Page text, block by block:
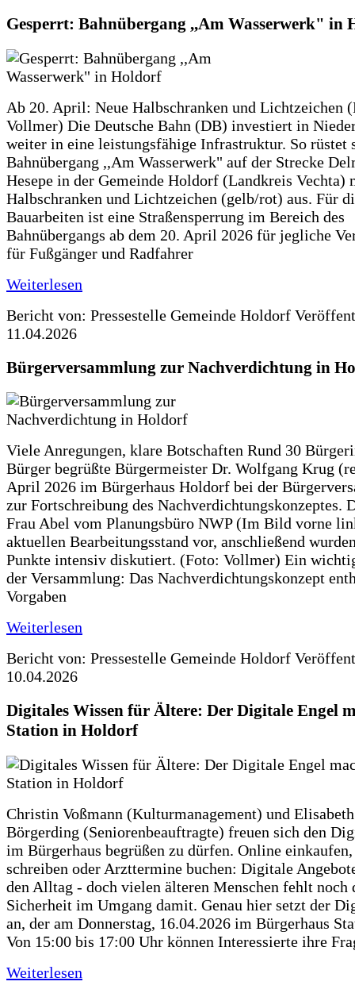
Gesperrt: Bahnübergang ,,Am Wasserwerk" in
Ab 20. April: Neue Halbschranken und Lichtzeichen
Vollmer) Die Deutsche Bahn (DB) investiert in
weiter in eine leistungsfähige Infrastruktur. So rüstet
Bahnübergang ,,Am Wasserwerk" auf der Strecke
Hesepe in der Gemeinde Holdorf (Landkreis Vechta)
Halbschranken und Lichtzeichen (gelb/rot) aus. Für
Bauarbeiten ist eine Straßensperrung im Bereich des
Bahnübergangs ab dem 20. April 2026 für jegliche
für Fußgänger und Radfahrer
Weiterlesen
Bericht von: Pressestelle Gemeinde Holdorf
11.04.2026
Bürgerversammlung zur Nachverdichtung in
Viele Anregungen, klare Botschaften Rund 30
Bürger begrüßte Bürgermeister Dr. Wolfgang Krug
April 2026 im Bürgerhaus Holdorf bei der
zur Fortschreibung des Nachverdichtungskonzeptes.
Frau Abel vom Planungsbüro NWP (Im Bild vorne
aktuellen Bearbeitungsstand vor, anschließend
Punkte intensiv diskutiert. (Foto: Vollmer) Ein
der Versammlung: Das Nachverdichtungskonzept
Vorgaben
Weiterlesen
Bericht von: Pressestelle Gemeinde Holdorf
10.04.2026
Digitales Wissen für Ältere: Der Digitale Engel
Station in Holdorf
Christin Voßmann (Kulturmanagement) und
Börgerding (Seniorenbeauftragte) freuen sich den
im Bürgerhaus begrüßen zu dürfen. Online
schreiben oder Arzttermine buchen: Digitale
den Alltag - doch vielen älteren Menschen fehlt noch
Sicherheit im Umgang damit. Genau hier setzt der
an, der am Donnerstag, 16.04.2026 im Bürgerhaus
Von 15:00 bis 17:00 Uhr können Interessierte ihre
Weiterlesen